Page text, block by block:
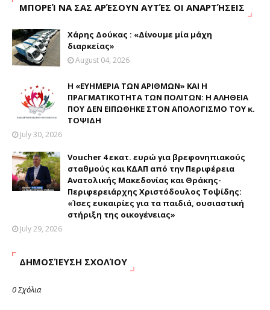
ΜΠΟΡΕΊ ΝΑ ΣΑΣ ΑΡΈΣΟΥΝ ΑΥΤΈΣ ΟΙ ΑΝΑΡΤΉΣΕΙΣ
Χάρης Δούκας : «Δίνουμε μία μάχη
διαρκείας»
August 04, 2026
Η «ΕΥΗΜΕΡΙΑ ΤΩΝ ΑΡΙΘΜΩΝ» ΚΑΙ Η
ΠΡΑΓΜΑΤΙΚΟΤΗΤΑ ΤΩΝ ΠΟΛΙΤΩΝ: Η ΑΛΗΘΕΙΑ
ΠΟΥ ΔΕΝ ΕΙΠΩΘΗΚΕ ΣΤΟΝ ΑΠΟΛΟΓΙΣΜΟ ΤΟΥ κ.
ΤΟΨΙΔΗ
July 30, 2026
Voucher 4 εκατ. ευρώ για βρεφονηπιακούς
σταθμούς και ΚΔΑΠ από την Περιφέρεια
Ανατολικής Μακεδονίας και Θράκης-
Περιφερειάρχης Χριστόδουλος Τοψίδης:
«Ίσες ευκαιρίες για τα παιδιά, ουσιαστική
στήριξη της οικογένειας»
July 29, 2026
ΔΗΜΟΣΊΕΥΣΗ ΣΧΟΛΊΟΥ
0 Σχόλια